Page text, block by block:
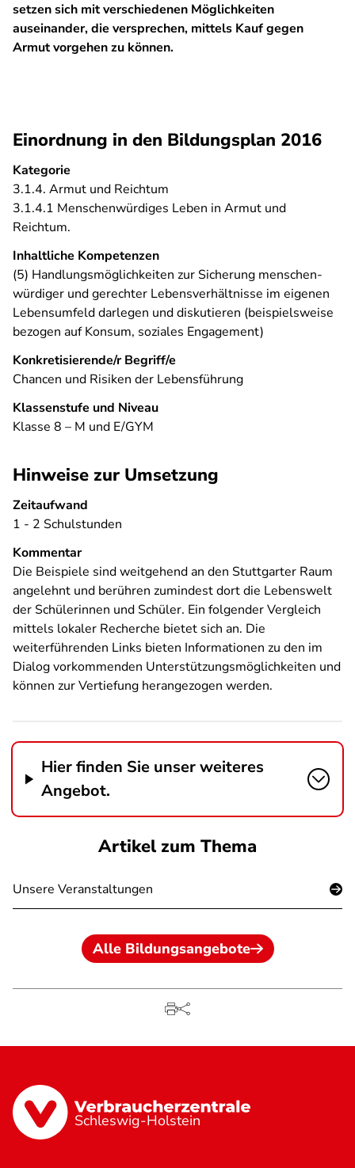
setzen sich mit verschiedenen Möglichkeiten
auseinander, die versprechen, mittels Kauf gegen
Armut vorgehen zu können.
Einordnung in den Bildungsplan 2016
Kategorie
3.1.4. Armut und Reichtum
3.1.4.1 Menschenwürdiges Leben in Armut und
Reichtum.
Inhaltliche Kompetenzen
(5) Handlungsmöglichkeiten zur Sicherung menschen­
würdiger und gerechter Lebensverhältnisse im eigenen
Lebensumfeld darlegen und diskutieren (beispielsweise
bezogen auf Konsum, soziales Engagement)
Konkretisierende/r Begriff/e
Chancen und Risiken der Lebensführung
Klassenstufe und Niveau
Klasse 8 – M und E/GYM
Hinweise zur Umsetzung
Zeitaufwand
1 - 2 Schulstunden
Kommentar
Die Beispiele sind weitgehend an den Stuttgarter Raum
angelehnt und berühren zumindest dort die Lebenswelt
der Schülerinnen und Schüler. Ein folgender Vergleich
mittels lokaler Recherche bietet sich an. Die
weiterführenden Links bieten Informationen zu den im
Dialog vorkommenden Unterstützungsmöglichkeiten und
können zur Vertiefung herangezogen werden.
Hier finden Sie unser weiteres
Angebot.
Artikel zum Thema
Unsere Veranstaltungen
Alle Bildungsangebote
Schleswig-Holstein